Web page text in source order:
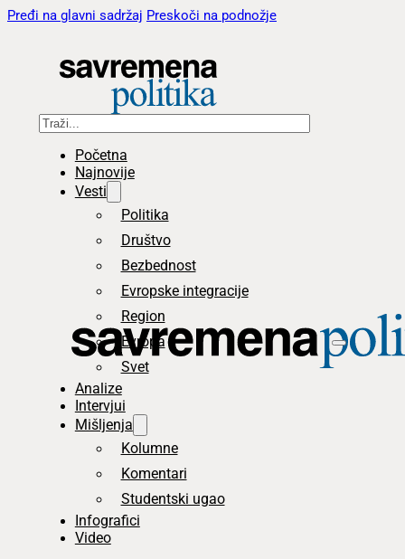
Pređi na glavni sadržaj Preskoči na podnožje
Pretraga
Početna
Najnovije
Vesti
Politika
Društvo
Bezbednost
Evropske integracije
Region
Evropa
Svet
Analize
Intervjui
Mišljenja
Kolumne
Komentari
Studentski ugao
Infografici
Video